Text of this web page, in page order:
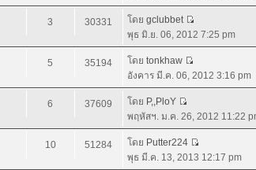
3 30331 โดย gclubbet
พุธ มิ.ย. 06, 2012 7:25 pm
5 35194 โดย tonkhaw
อังคาร มี.ค. 06, 2012 3:16 pm
6 37609 โดย P,,PloY
พฤหัสฯ. ม.ค. 26, 2012 11:22
10 51284 โดย Putter224
พุธ มี.ค. 13, 2013 12:17 pm